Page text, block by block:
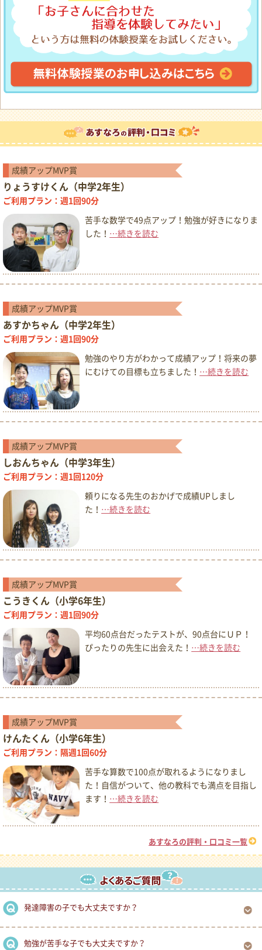
成績アップMVP賞
りょうすけくん（中学2年生）
ご利用プラン：週1回90分
苦手な数学で49点アップ！勉強が好きになりま
した！ …続きを読む
成績アップMVP賞
あすかちゃん（中学2年生）
ご利用プラン：週1回90分
勉強のやり方がわかって成績アップ！将来の夢
にむけての目標も立ちました！ …続きを読む
成績アップMVP賞
しおんちゃん（中学3年生）
ご利用プラン：週1回120分
頼りになる先生のおかげで成績UPしまし
た！ …続きを読む
成績アップMVP賞
こうきくん（小学6年生）
ご利用プラン：週1回90分
平均60点台だったテストが、90点台にＵＰ！
ぴったりの先生に出会えた！ …続きを読む
成績アップMVP賞
けんたくん（小学6年生）
ご利用プラン：隔週1回60分
苦手な算数で100点が取れるようになりまし
た！自信がついて、他の教科でも満点を目指し
ます！ …続きを読む
あすなろの評判・口コミ一覧
発達障害の子でも大丈夫ですか？
勉強が苦手な子でも大丈夫ですか？